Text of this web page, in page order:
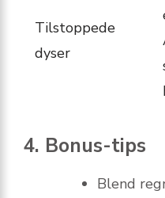
Tilstoppede
dyser
4. Bonus-tips
Blend